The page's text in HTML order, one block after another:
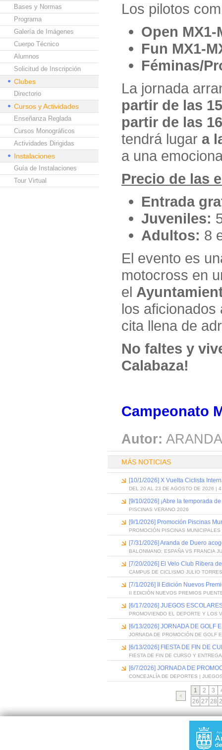
Bases y Normas
Programa
Galería de Imágenes
Cuerpo Técnico
Alumnos
Solicitud de Inscripción
Clubes
Directorio
Cursos y Actividades
Enseñanza Reglada
Cursos Monográficos
Actividades Dirigidas
Instalaciones
Guía de Instalaciones
Tour Virtual
Los pilotos
Open MX1-
Fun MX1-
Féminas/
La jornada
partir de las
partir de las
tendrá lugar a
a una
Precio de las
Entrada
Juveniles:
Adultos: 8
El evento es
motocross en
el
los aficionados
cita llena de
No faltes y
Calabaza!
Campeonato
Autor:
MÁS NOTICIAS
[10/1/2026] X Vuelta Ciclista
DEL 20 AL 23 DE AGOSTO DE 2026 | 4
[9/10/2026] ¡Abre la temporada
PISCINAS VERANO 2026
[9/1/2026] Promoción Piscinas
PROMOCIÓN PISCINAS
[7/31/2026] Aranda de Duero
BALONMANO: ESPAÑA VS FRANCIA
[7/20/2026] El Velo Club Ribera
CAMPUS DE CICLISMO JULIO
[7/1/2026] II Edición Nuevos
II EDICIÓN NUEVOS PREMIOS
[6/17/2026] JUEGOS
PROMOVIENDO EL DEPORTE Y LOS
[6/13/2026] JORNADA DE GOLF
JORNADA DE PROMOCIÓN DE GOLF
[6/13/2026] FIESTA DE FIN DE
FIESTA DE FIN DE CURSO Y
[6/7/2026] JORNADA DE
CONCEJALÍA DE DEPORTES |
1 2 3
26 27 28